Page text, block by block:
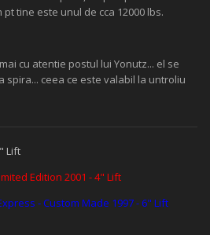
tine este unul de cca 12000 lbs.
cu atentie postul lui Yonutz... el se
spira... ceea ce este valabil la untroliu
Lift
Edition 2001 - 4" Lift
- Custom Made 1997 - 6" Lift